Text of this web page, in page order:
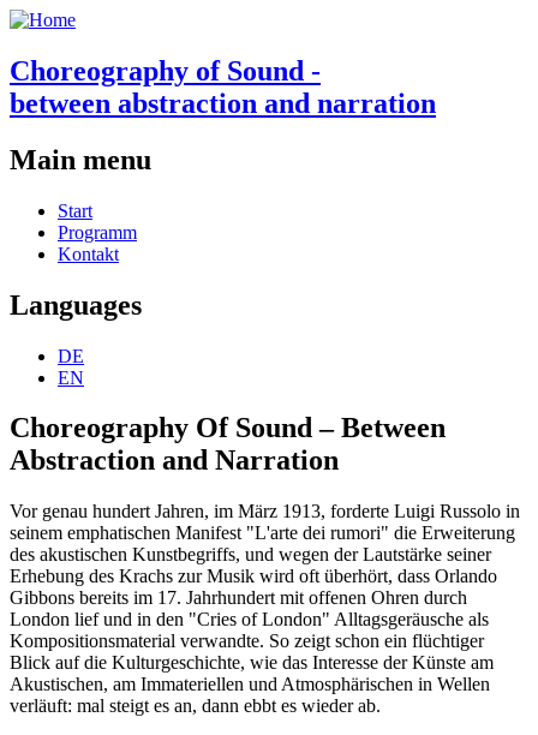
Choreography of Sound -
between abstraction and narration
Main menu
Start
Programm
Kontakt
Languages
DE
EN
Choreography Of Sound – Between
Abstraction and Narration
Vor genau hundert Jahren, im März 1913, forderte Luigi Russolo in
seinem emphatischen Manifest "L'arte dei rumori" die Erweiterung
des akustischen Kunstbegriffs, und wegen der Lautstärke seiner
Erhebung des Krachs zur Musik wird oft überhört, dass Orlando
Gibbons bereits im 17. Jahrhundert mit offenen Ohren durch
London lief und in den "Cries of London" Alltagsgeräusche als
Kompositionsmaterial verwandte. So zeigt schon ein flüchtiger
Blick auf die Kulturgeschichte, wie das Interesse der Künste am
Akustischen, am Immateriellen und Atmosphärischen in Wellen
verläuft: mal steigt es an, dann ebbt es wieder ab.